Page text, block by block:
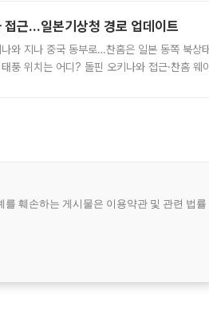
접근…일본기상청 경로 업데이트
와 지나 중국 동부로…찬홈은 일본 동쪽 북상
풍 위치는 어디? 돌핀 오키나와 접근·찬홈 웨